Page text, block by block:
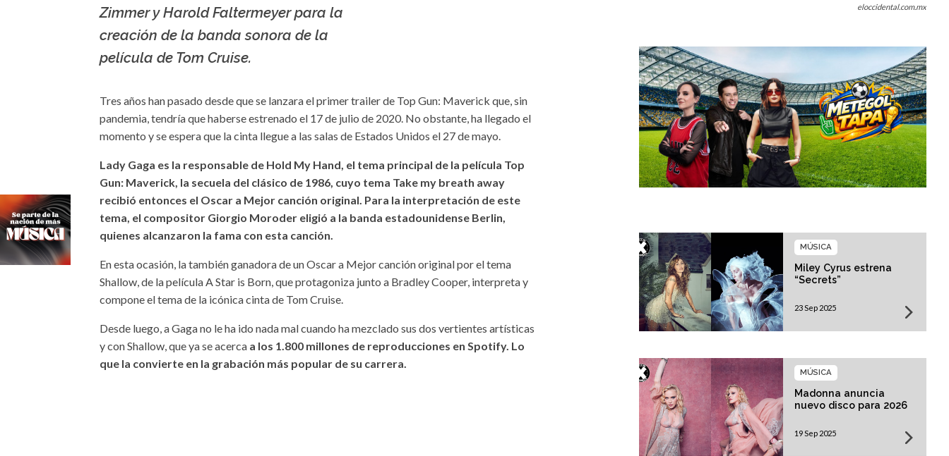
eloccidental.com.mx
Zimmer y Harold Faltermeyer para la
creación de la banda sonora de la
película de Tom Cruise.
Tres años han pasado desde que se lanzara el primer trailer de Top Gun: Maverick que, sin
pandemia, tendría que haberse estrenado el 17 de julio de 2020. No obstante, ha llegado el
momento y se espera que la cinta llegue a las salas de Estados Unidos el 27 de mayo.
Lady Gaga es la responsable de Hold My Hand, el tema principal de la película Top
Gun: Maverick, la secuela del clásico de 1986, cuyo tema Take my breath away
recibió entonces el Oscar a Mejor canción original. Para la interpretación de este
tema, el compositor Giorgio Moroder eligió a la banda estadounidense Berlin,
quienes alcanzaron la fama con esta canción.
En esta ocasión, la también ganadora de un Oscar a Mejor canción original por el tema
Shallow, de la película A Star is Born, que protagoniza junto a Bradley Cooper, interpreta y
compone el tema de la icónica cinta de Tom Cruise.
Desde luego, a Gaga no le ha ido nada mal cuando ha mezclado sus dos vertientes artísticas
y con Shallow, que ya se acerca a los 1.800 millones de reproducciones en Spotify. Lo
que la convierte en la grabación más popular de su carrera.
Miley Cyrus estrena
“Secrets”
MÚSICA
23 Sep 2025
Madonna anuncia
nuevo disco para 2026
MÚSICA
19 Sep 2025